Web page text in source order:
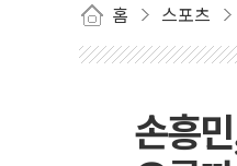
홈 스포츠
손흥